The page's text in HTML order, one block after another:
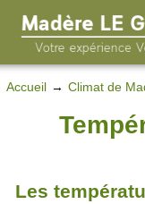
Accueil Climat de
Les